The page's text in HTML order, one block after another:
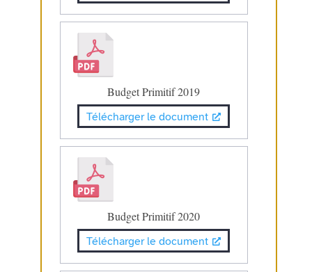
Budget Primitif 2019
Télécharger le document
Budget Primitif 2020
Télécharger le document